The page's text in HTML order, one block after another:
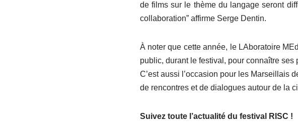
de films sur le thème du langage seront
collaboration” affirme Serge Dentin.
À noter que cette année, le LAboratoire
public, durant le festival, pour connaître
C’est aussi l’occasion pour les Marseillais
de rencontres et de dialogues autour de la
Suivez toute l’actualité du festival RISC !